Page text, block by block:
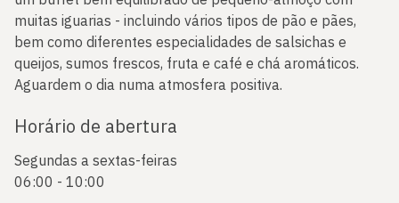
muitas iguarias - incluindo vários tipos de pão e pães,
bem como diferentes especialidades de salsichas e
queijos, sumos frescos, fruta e café e chá aromáticos.
Aguardem o dia numa atmosfera positiva.
Horário de abertura
Segundas a sextas-feiras
06:00 - 10:00